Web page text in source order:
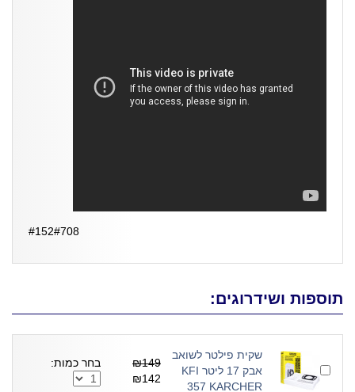
#152#708
תוספות ושידרוגים:
שקית פילטר לשואב
אבק 17 ליטר KFI
357 KARCHER
₪149
בחר כמות: